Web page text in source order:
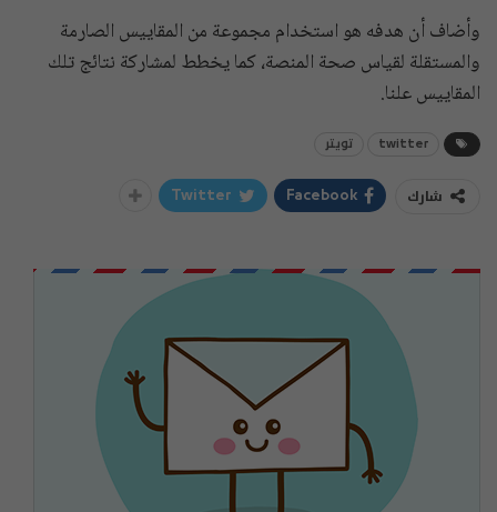
وأضاف أن هدفه هو استخدام مجموعة من المقاييس الصارمة
والمستقلة لقياس صحة المنصة، كما يخطط لمشاركة نتائج تلك
المقاييس علنا.
twitter تويتر
شارك Facebook
Twitter